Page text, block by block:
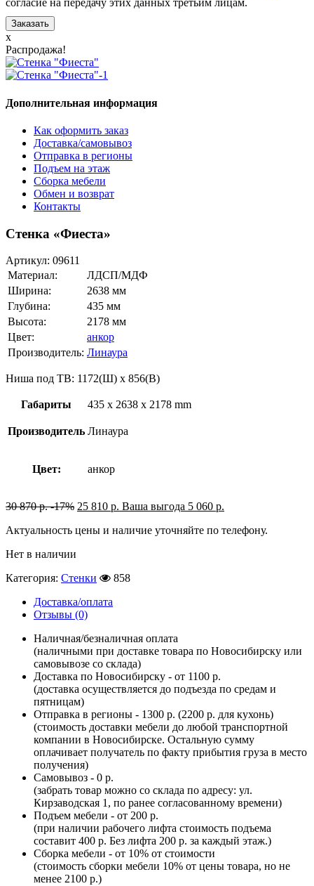
согласие на передачу этих данных третьим лицам.
x
Распродажа!
Дополнительная информация
Как оформить заказ
Доставка/самовывоз
Отправка в регионы
Подъем на этаж
Сборка мебели
Обмен и возврат
Контакты
Стенка «Фиеста»
Артикул: 09611
Материал:
ЛДСП/МДФ
Ширина:
2638 мм
Глубина:
435 мм
Высота:
2178 мм
Цвет:
анкор
Производитель: Линаура
Ниша под ТВ: 1172(Ш) х 856(В)
Габариты 435 x 2638 x 2178 mm
Производитель Линаура
Цвет: анкор
30 870р. -17% 25 810 р. Ваша выгода 5 060 р.
Актуальность цены и наличие уточняйте по телефону.
Нет в наличии
Категория: Стенки
858
Доставка/оплата
Отзывы (0)
Наличная/безналичная оплата
(наличными при доставке товара по Новосибирску или
самовывозе со склада)
Доставка по Новосибирску - от 1100 р.
(доставка осуществляется до подъезда по средам и
пятницам)
Отправка в регионы - 1300 р. (2200 р. для кухонь)
(стоимость доставки мебели до любой транспортной
компании в Новосибирске. Остальную сумму
оплачивает получатель по факту прибытия груза в место
получения)
Самовывоз - 0 р.
(забрать товар можно со склада по адресу: ул.
Кирзаводская 1, по ранее согласованному времени)
Подъем мебели - от 200 р.
(при наличии рабочего лифта стоимость подъема
составит 400 р. Без лифта 200 р. за каждый этаж.)
Сборка мебели - от 10% от стоимости
(стоимость сборки мебели 10% от цены товара, но не
менее 2100 р.)